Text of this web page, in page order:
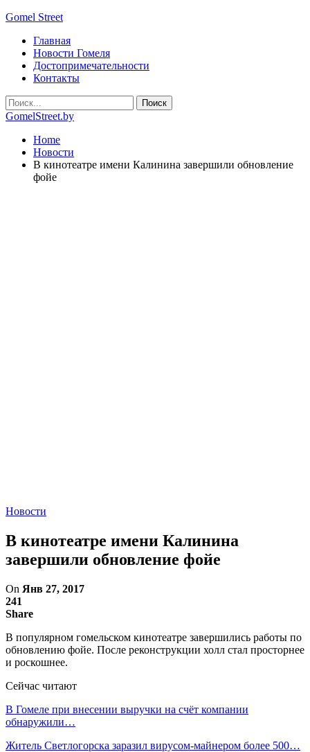
Gomel Street
Главная
Новости Гомеля
Достопримечательности
Контакты
GomelStreet.by
Home
Новости
В кинотеатре имени Калинина завершили обновление
фойе
Новости
В кинотеатре имени Калинина
завершили обновление фойе
On Янв 27, 2017
241
Share
В популярном гомельском кинотеатре завершились работы по
обновлению фойе. После реконструкции холл стал просторнее
и роскошнее.
Сейчас читают
В Гомеле при внесении выручки на счёт компании
обнаружили…
Житель Светлогорска заразил вирусом-майнером более 500…